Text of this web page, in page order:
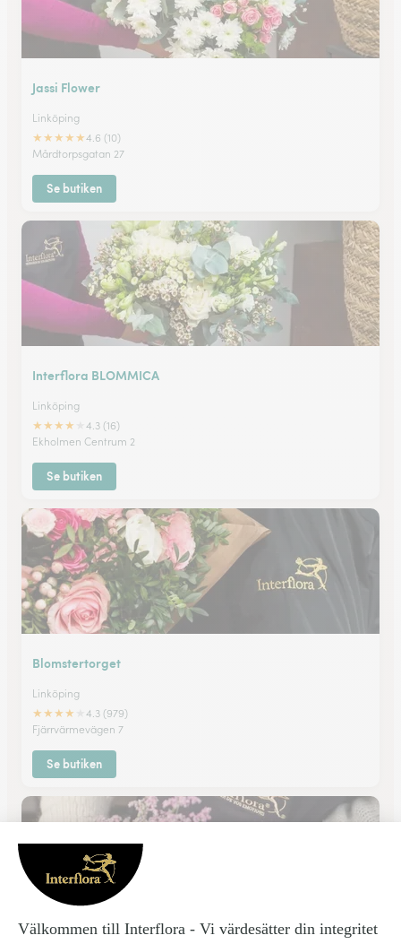
Jassi Flower
Linköping
★★★★★4.6 (10)
Mårdtorpsgatan 27
Se butiken
Interflora BLOMMICA
Linköping
★★★★
4.3 (16)
Ekholmen Centrum 2
Se butiken
Blomstertorget
Linköping
★★★★
4.3 (979)
Fjärrvärmevägen 7
Se butiken